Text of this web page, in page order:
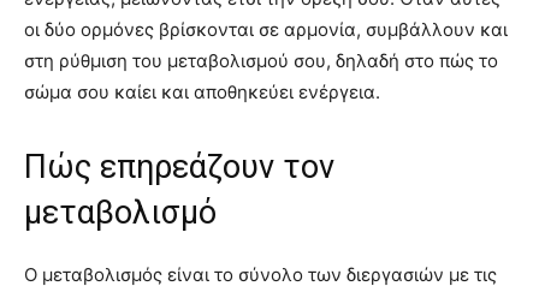
οι δύο ορμόνες βρίσκονται σε αρμονία, συμβάλλουν και
στη ρύθμιση του μεταβολισμού σου, δηλαδή στο πώς το
σώμα σου καίει και αποθηκεύει ενέργεια.
Πώς επηρεάζουν τον
μεταβολισμό
Ο μεταβολισμός είναι το σύνολο των διεργασιών με τις